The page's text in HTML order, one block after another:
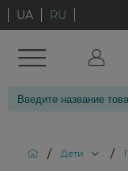
UA RU
/ Дети /